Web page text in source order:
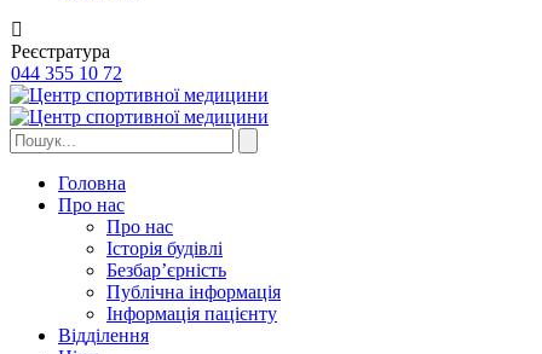
Реєстратура
044 355 10 72
Головна
Про нас
Про нас
Історія будівлі
Безбар’єрність
Публічна інформація
Інформація пацієнту
Відділення